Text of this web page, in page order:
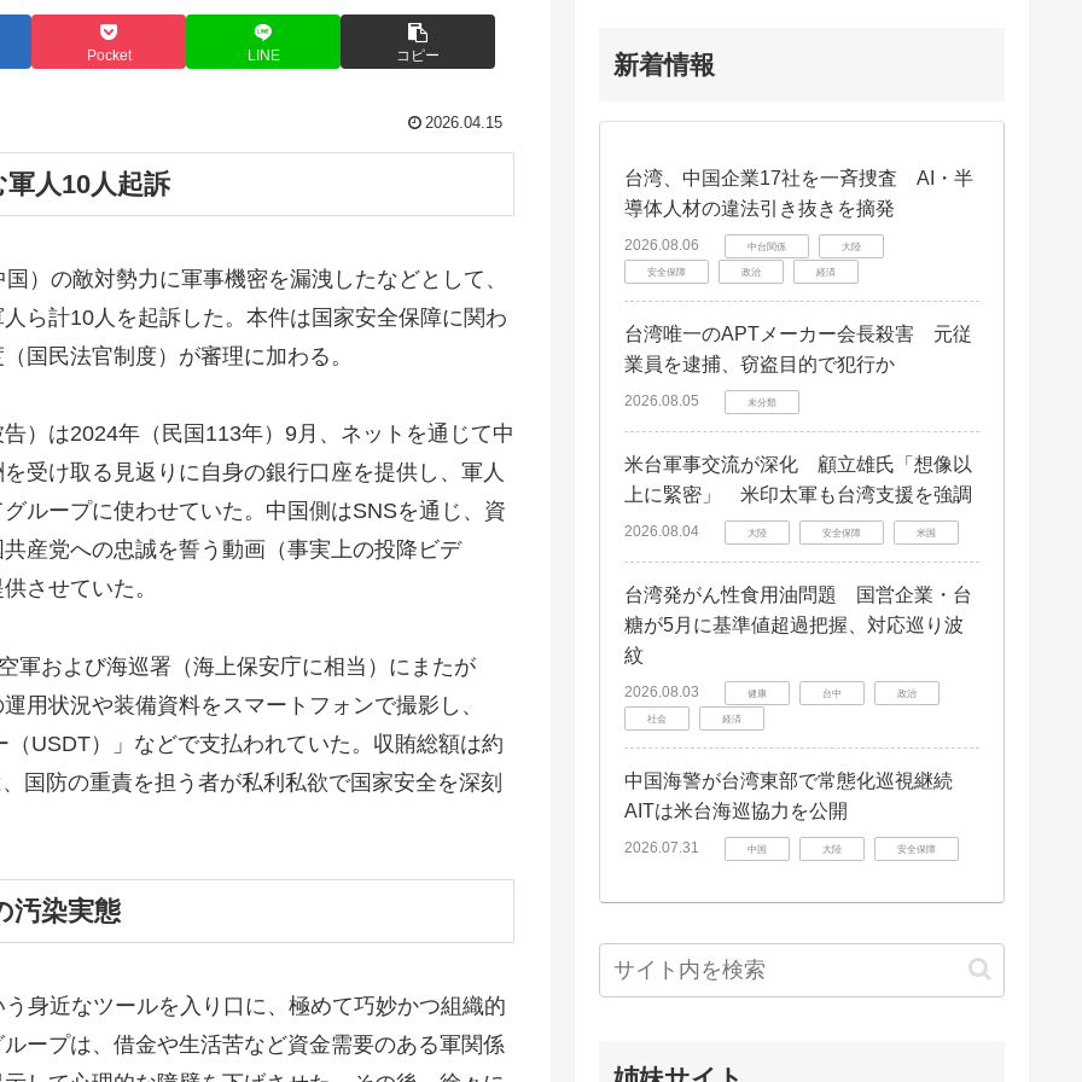
Pocket LINE コピー
2026.04.15
人10人起訴
）の敵対勢力に軍事機密を漏洩したなどとして、
ら計10人を起訴した。本件は国家安全保障に関わ
国民法官制度）が審理に加わる。
）は2024年（民国113年）9月、ネットを通じて中
受け取る見返りに自身の銀行口座を提供し、軍人
ループに使わせていた。中国側はSNSを通じ、資
産党への忠誠を誓う動画（事実上の投降ビデ
させていた。
軍および海巡署（海上保安庁に相当）にまたが
用状況や装備資料をスマートフォンで撮影し、
USDT）」などで支払われていた。収賄総額は約
国防の重責を担う者が私利私欲で国家安全を深刻
汚染実態
身近なツールを入り口に、極めて巧妙かつ組織的
ープは、借金や生活苦など資金需要のある軍関係
新着情報
台湾、中国企業17社を一斉捜査 AI・半
導体人材の違法引き抜きを摘発
2026.08.06 中台関係 大陸
安全保障 政治 経済
台湾唯一のAPTメーカー会長殺害 元従
業員を逮捕、窃盗目的で犯行か
2026.08.05 未分類
米台軍事交流が深化 顧立雄氏「想像以
上に緊密」 米印太軍も台湾支援を強調
2026.08.04 大陸 安全保障 米国
台湾発がん性食用油問題 国営企業・台
糖が5月に基準値超過把握、対応巡り波
紋
2026.08.03 健康 台中 政治
社会 経済
中国海警が台湾東部で常態化巡視継続
AITは米台海巡協力を公開
2026.07.31 中国 大陸 安全保障